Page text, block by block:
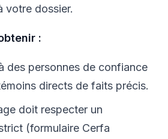
votre dossier.
:
des personnes de confiance
directs de faits précis.
doit respecter un
(formulaire Cerfa